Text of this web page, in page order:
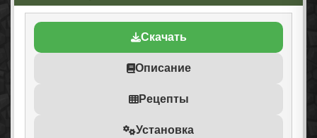
Скачать
Описание
Рецепты
Установка